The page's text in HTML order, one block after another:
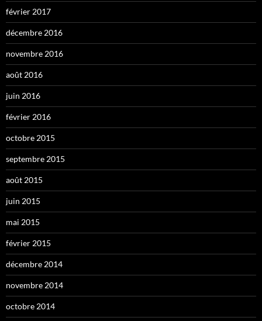
février 2017
décembre 2016
novembre 2016
août 2016
juin 2016
février 2016
octobre 2015
septembre 2015
août 2015
juin 2015
mai 2015
février 2015
décembre 2014
novembre 2014
octobre 2014